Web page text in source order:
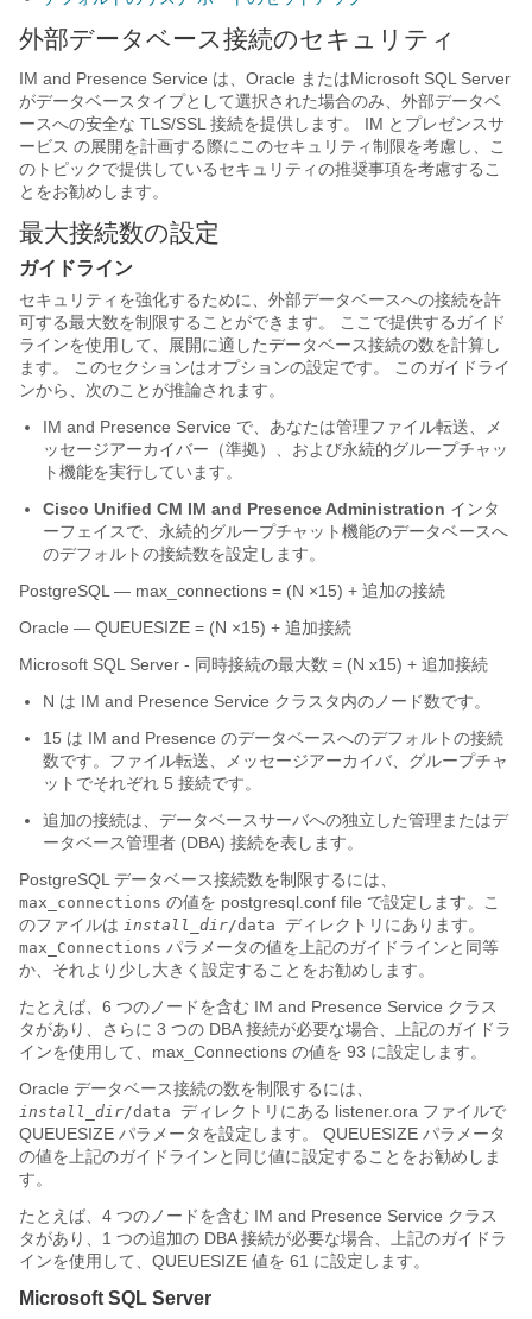
外部データベース接続のセキュリティ
IM and Presence Service は、Oracle またはMicrosoft SQL Server
がデータベースタイプとして選択された場合のみ、外部データベ
ースへの安全な TLS/SSL 接続を提供します。 IM とプレゼンスサ
ービス の展開を計画する際にこのセキュリティ制限を考慮し、こ
のトピックで提供しているセキュリティの推奨事項を考慮するこ
とをお勧めします。
最大接続数の設定
ガイドライン
セキュリティを強化するために、外部データベースへの接続を許
可する最大数を制限することができます。 ここで提供するガイド
ラインを使用して、展開に適したデータベース接続の数を計算し
ます。 このセクションはオプションの設定です。 このガイドライ
ンから、次のことが推論されます。
IM and Presence Service で、あなたは管理ファイル転送、メ
ッセージアーカイバー（準拠）、および永続的グループチャッ
ト機能を実行しています。
Cisco Unified CM IM and Presence Administration インタ
ーフェイスで、永続的グループチャット機能のデータベースへ
のデフォルトの接続数を設定します。
PostgreSQL — max_connections = (N ×15) + 追加の接続
Oracle — QUEUESIZE = (N ×15) + 追加接続
Microsoft SQL Server - 同時接続の最大数 = (N x15) + 追加接続
N は IM and Presence Service クラスタ内のノード数です。
15 は IM and Presence のデータベースへのデフォルトの接続
数です。ファイル転送、メッセージアーカイバ、グループチャ
ットでそれぞれ 5 接続です。
追加の接続は、データベースサーバへの独立した管理またはデ
ータベース管理者 (DBA) 接続を表します。
PostgreSQL データベース接続数を制限するには、
max_connections の値を postgresql.conf file で設定します。こ
のファイルは install_dir/data ディレクトリにあります。
max_Connections パラメータの値を上記のガイドラインと同等
か、それより少し大きく設定することをお勧めします。
たとえば、6 つのノードを含む IM and Presence Service クラス
タがあり、さらに 3 つの DBA 接続が必要な場合、上記のガイドラ
インを使用して、max_Connections の値を 93 に設定します。
Oracle データベース接続の数を制限するには、
install_dir/data ディレクトリにある listener.ora ファイルで
QUEUESIZE パラメータを設定します。 QUEUESIZE パラメータ
の値を上記のガイドラインと同じ値に設定することをお勧めしま
す。
たとえば、4 つのノードを含む IM and Presence Service クラス
タがあり、1 つの追加の DBA 接続が必要な場合、上記のガイドラ
インを使用して、QUEUESIZE 値を 61 に設定します。
Microsoft SQL Server